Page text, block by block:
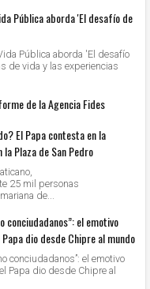
Pública aborda 'El desafío de
Pública aborda 'El desafío
de vida y las experiencias
de la Agencia Fides
El Papa contesta en la
Plaza de San Pedro
25 mil personas
de...
el emotivo
dio desde Chipre al mundo
conciudadanos”: el emotivo
Papa dio desde Chipre al